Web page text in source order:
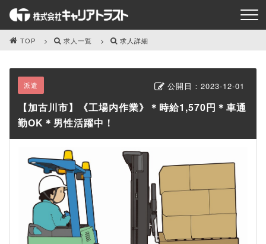
TOP 求人一覧 求人詳細
公開日：2023-12-01
派遣
【加古川市】《工場内作業》＊時給1,570円＊車通
勤OK＊男性活躍中！